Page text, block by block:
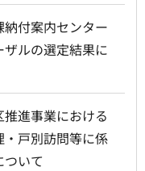
納付案内センター
ルの選定結果に
推進事業における
戸別訪問等に係
いて